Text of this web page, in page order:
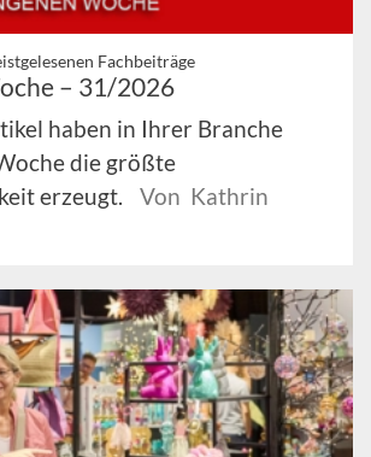
Fachbeiträge
– 31/2026
haben in Ihrer Branche
die größte
erzeugt.
Von Kathrin